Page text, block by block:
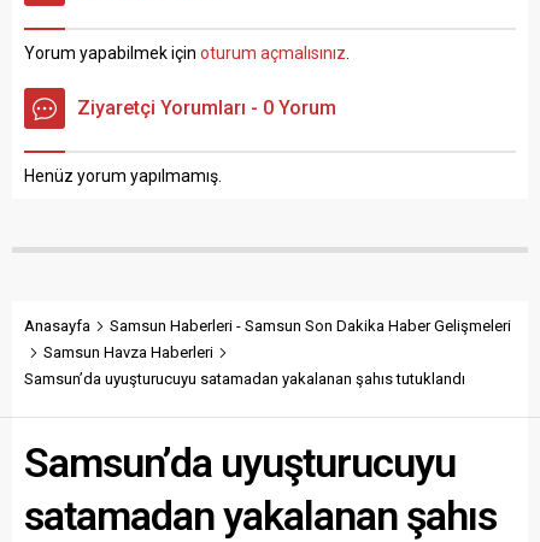
Sanatkarları Odaları Birliği
(SESOB) Başkanı Hacı Eyüb
Güler, geçen yıl 20 TL’den
satılan 320 gram sade
süredir hasretini çektiğimiz
etkisinde geçen bir haftayı
Yorum yapabilmek için oturum açmalısınız.
Ziyaretçi Yorumları - 0 Yorum
Henüz yorum yapılmamış.
Anasayfa
Samsun Haberleri - Samsun Son Dakika Haber Gelişmeleri
Samsun Havza Haberleri
Samsun’da uyuşturucuyu satamadan yakalanan şahıs tutuklandı
Samsun’da uyuşturucuyu
satamadan yakalanan şahıs